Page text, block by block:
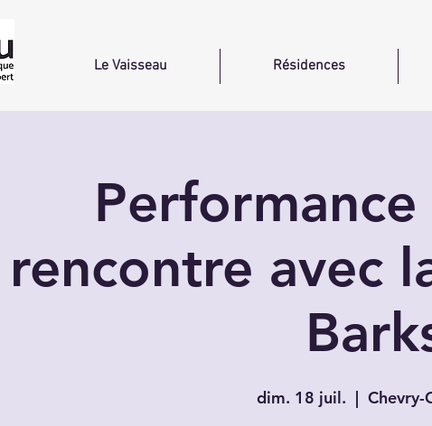
Le Vaisseau Résidences
rencontre avec
dim. 18 juil.
  |
Chevry-